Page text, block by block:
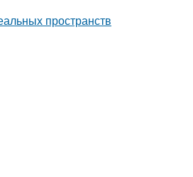
пространств